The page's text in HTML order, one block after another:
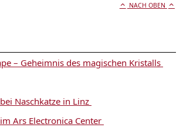
NACH OBEN
– Geheimnis des magischen Kristalls
Naschkatze in Linz
Ars Electronica Center